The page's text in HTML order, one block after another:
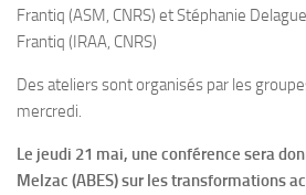
Frantiq (ASM, CNRS) et Stéphanie
Frantiq (IRAA, CNRS)
Des ateliers sont organisés par les
mercredi.
Le jeudi 21 mai, une conférence sera
Melzac (ABES) sur les transformations